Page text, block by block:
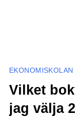
EKONOMISKOLAN
Vilket
jag välja